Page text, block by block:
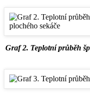
Graf 2. Teplotní průběh